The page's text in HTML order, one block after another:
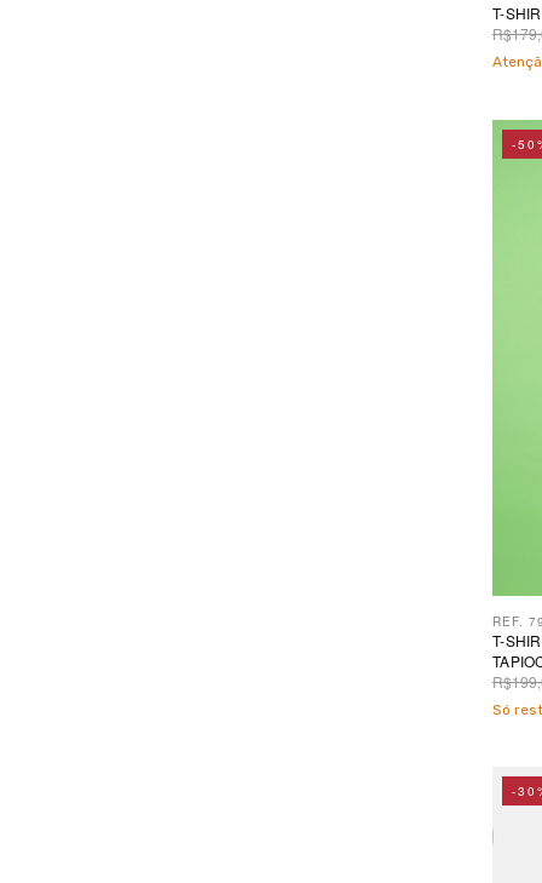
T-
T-
REF.
-
Só
-